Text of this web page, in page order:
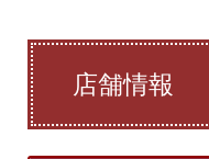
店舗情報